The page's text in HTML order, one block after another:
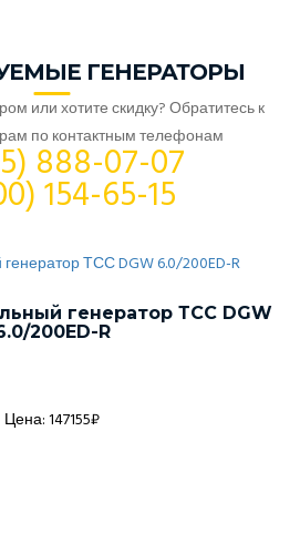
ГЕНЕРАТОРЫ
или хотите скидку? Обратитесь к
по контактным телефонам
888-07-07
154-65-15
генератор ТСС DGW
200ED-R
Цена: 147155₽